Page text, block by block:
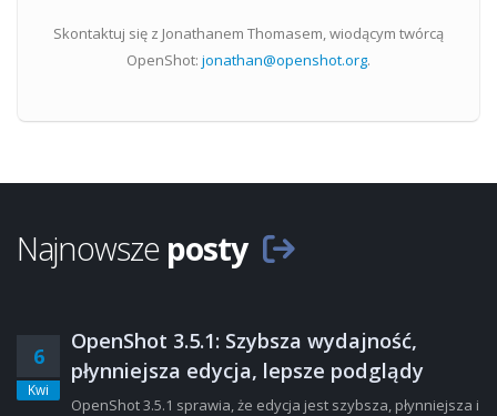
Skontaktuj się z Jonathanem Thomasem, wiodącym twórcą
OpenShot: jonathan@openshot.org.
Najnowsze posty
6
Kwi
OpenShot 3.5.1: Szybsza wydajność,
płynniejsza edycja, lepsze podglądy
OpenShot 3.5.1 sprawia, że edycja jest szybsza, płynniejsza i